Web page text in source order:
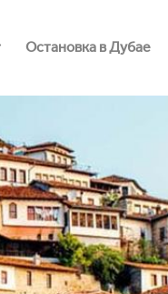
Остановка в Дубае